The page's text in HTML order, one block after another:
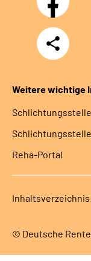
Teilen
Weitere wichtige
Schlich­tungs­stel­le
Schlich­tungs­stel­le
Reha-Portal
Inhaltsverzeichnis
© Deutsche